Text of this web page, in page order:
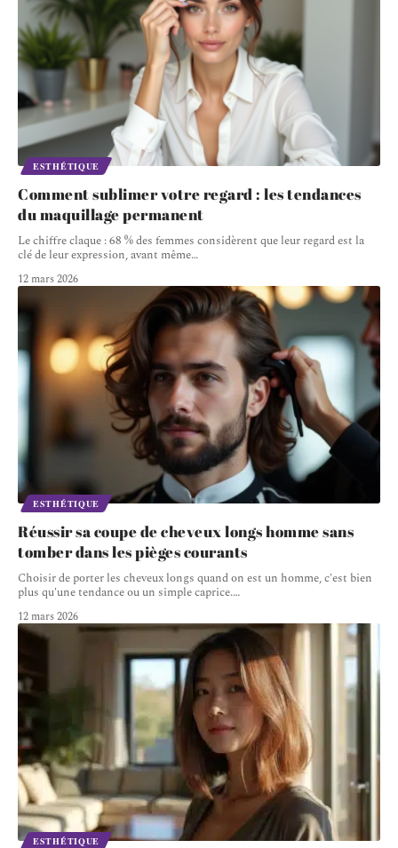
ESTHÉTIQUE
Comment sublimer votre regard : les tendances
du maquillage permanent
Le chiffre claque : 68 % des femmes considèrent que leur regard est la
clé de leur expression, avant même…
12 mars 2026
ESTHÉTIQUE
Réussir sa coupe de cheveux longs homme sans
tomber dans les pièges courants
Choisir de porter les cheveux longs quand on est un homme, c'est bien
plus qu'une tendance ou un simple caprice.…
12 mars 2026
ESTHÉTIQUE